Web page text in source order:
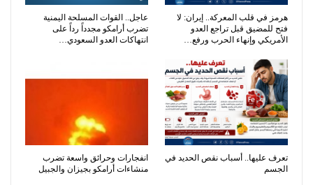
هرمز في قلب المعركة.. إيران: لا
فتح للمضيق قبل تراجع العدو
الأمريكي وإنهاء الحرب ورفع…
عاجل.. القوات المسلحة اليمنية
تضرب أرامكو مجدداً رداً على
انتهاكات العدو السعودي…
تعرف عليها.. أسباب نقص الحديد في
الجسم
انفجارات وحرائق واسعة تضرب
منشاءات أرامكو بجيزان والجبيل